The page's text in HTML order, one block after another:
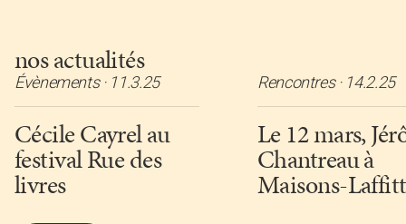
nos actualités
Évènements· 11.3.25
Cécile Cayrel au
festival Rue des
livres
Rencontres· 14.2.25
Le 12 mars,
Chantreau à
Maisons-